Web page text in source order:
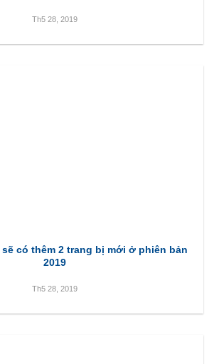
Th5 28, 2019
có thêm 2 trang bị mới ở phiên bản
2019
Th5 28, 2019